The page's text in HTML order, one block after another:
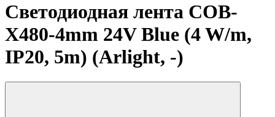
Светодиодная лента COB-
X480-4mm 24V Blue (4 W/m,
IP20, 5m) (Arlight, -)